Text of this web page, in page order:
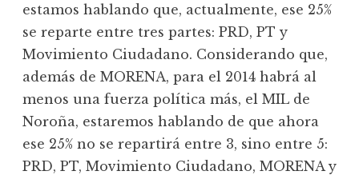
estamos hablando que, actualmente, ese 25%
se reparte entre tres partes: PRD, PT y
Movimiento Ciudadano. Considerando que,
además de MORENA, para el 2014 habrá al
menos una fuerza política más, el MIL de
Noroña, estaremos hablando de que ahora
ese 25% no se repartirá entre 3, sino entre 5:
PRD, PT, Movimiento Ciudadano, MORENA y